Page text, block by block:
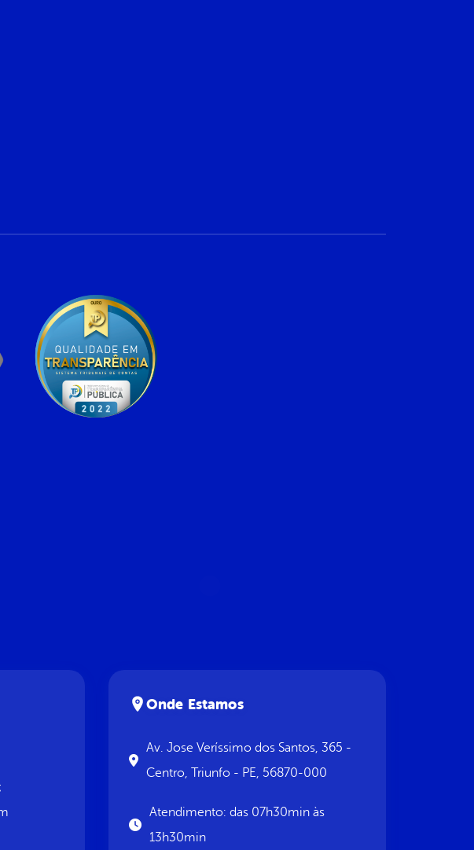
Onde Estamos
Av. Jose Veríssimo dos Santos, 365 -
Centro, Triunfo - PE, 56870-000
Atendimento: das 07h30min às
13h30min